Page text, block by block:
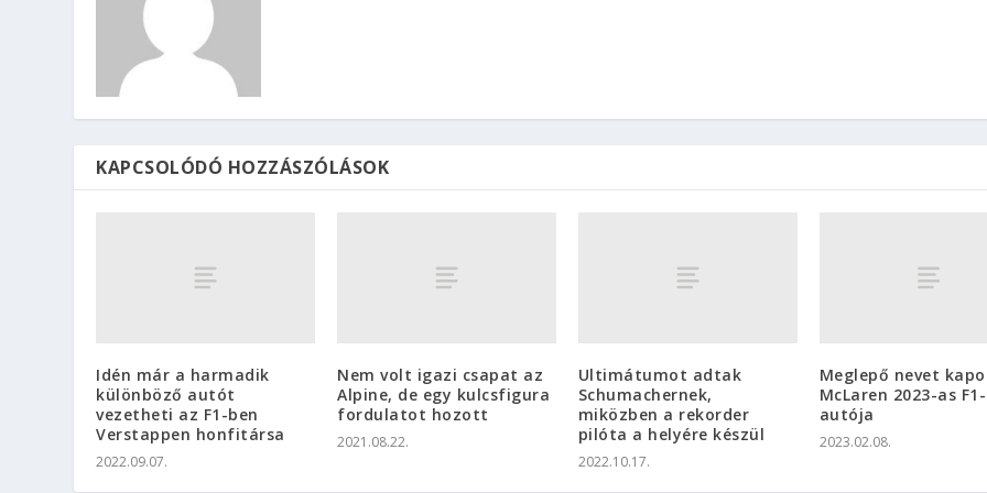
KAPCSOLÓDÓ HOZZÁSZÓLÁSOK
Idén már a harmadik
különböző autót
vezetheti az F1-ben
Verstappen honfitársa
2022.09.07.
Nem volt igazi csapat az
Alpine, de egy kulcsfigura
fordulatot hozott
2021.08.22.
Ultimátumot adtak
Schumachernek,
miközben a rekorder
pilóta a helyére készül
2022.10.17.
Meglepő nevet
McLaren 2023-as
autója
2023.02.08.